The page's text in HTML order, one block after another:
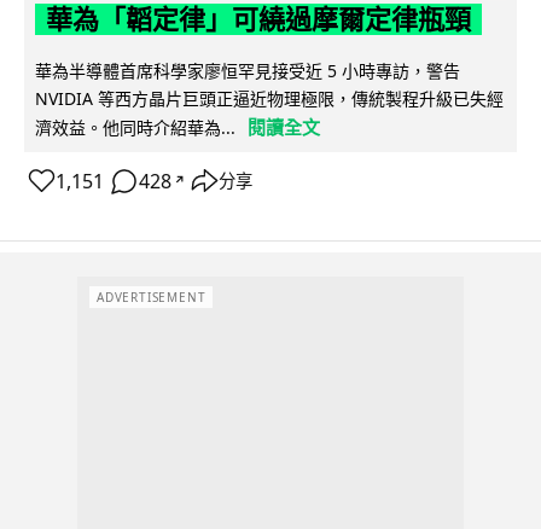
華為「韜定律」可繞過摩爾定律瓶頸
華為半導體首席科學家廖恒罕見接受近 5 小時專訪，警告
NVIDIA 等西方晶片巨頭正逼近物理極限，傳統製程升級已失經
濟效益。他同時介紹華為...
閱讀全文
1,151 428 ↗ 分享
ADVERTISEMENT